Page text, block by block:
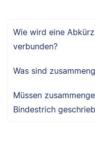
Wie wird eine
verbunden?
Was sind
Müssen
Bindestrich